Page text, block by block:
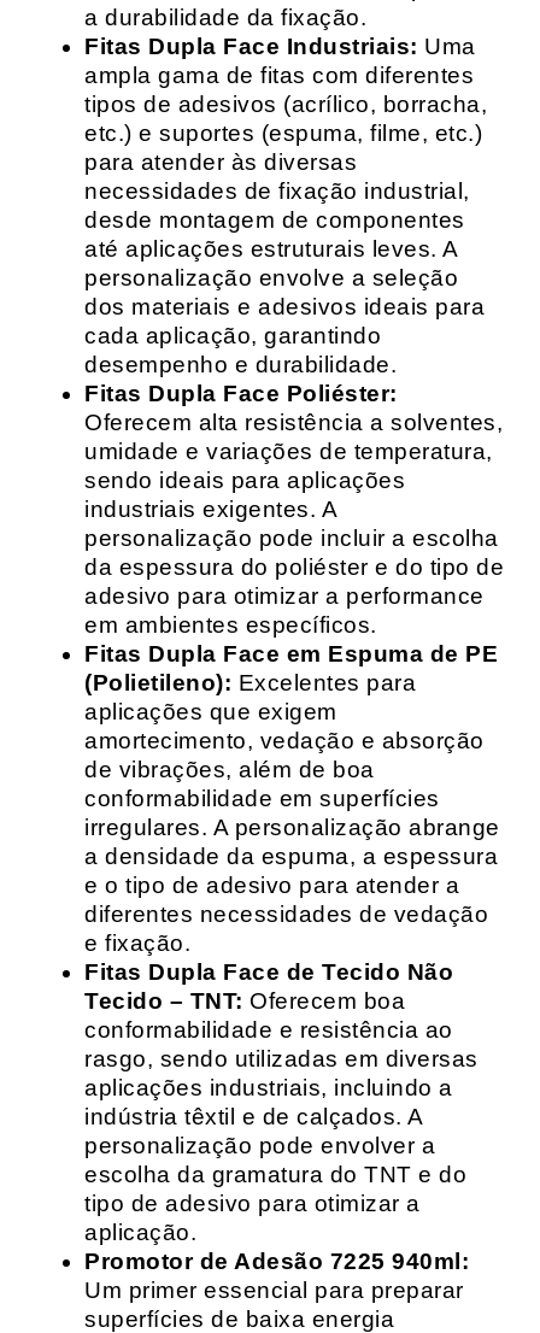
a durabilidade da fixação.
Fitas Dupla Face Industriais: Uma
ampla gama de fitas com diferentes
tipos de adesivos (acrílico, borracha,
etc.) e suportes (espuma, filme, etc.)
para atender às diversas
necessidades de fixação industrial,
desde montagem de componentes
até aplicações estruturais leves. A
personalização envolve a seleção
dos materiais e adesivos ideais para
cada aplicação, garantindo
desempenho e durabilidade.
Fitas Dupla Face Poliéster:
Oferecem alta resistência a solventes,
umidade e variações de temperatura,
sendo ideais para aplicações
industriais exigentes. A
personalização pode incluir a escolha
da espessura do poliéster e do tipo de
adesivo para otimizar a performance
em ambientes específicos.
Fitas Dupla Face em Espuma de PE
(Polietileno): Excelentes para
aplicações que exigem
amortecimento, vedação e absorção
de vibrações, além de boa
conformabilidade em superfícies
irregulares. A personalização abrange
a densidade da espuma, a espessura
e o tipo de adesivo para atender a
diferentes necessidades de vedação
e fixação.
Fitas Dupla Face de Tecido Não
Tecido – TNT: Oferecem boa
conformabilidade e resistência ao
rasgo, sendo utilizadas em diversas
aplicações industriais, incluindo a
indústria têxtil e de calçados. A
personalização pode envolver a
escolha da gramatura do TNT e do
tipo de adesivo para otimizar a
aplicação.
Promotor de Adesão 7225 940ml:
Um primer essencial para preparar
superfícies de baixa energia